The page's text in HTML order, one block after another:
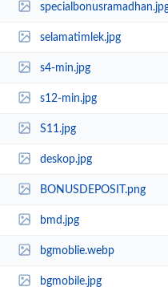
selamatimlek.jpg
s4-min.jpg
s12-min.jpg
S11.jpg
deskop.jpg
BONUSDEPOSIT.png
bmd.jpg
bgmoblie.webp
bgmobile.jpg